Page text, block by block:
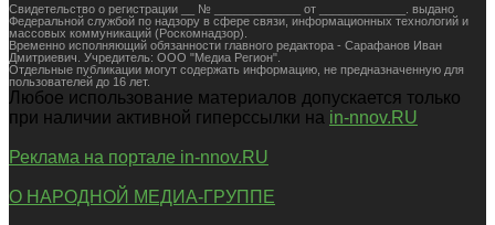
Свидетельство о регистрации __ № _____________ от _____________. выдано
Федеральной службой по надзору в сфере связи, информационных технологий и
массовых коммуникаций (Роскомнадзор).
Временно исполняющий обязанности главного редактора - Сарафанов Иван
Дмитриевич. Учредитель: ООО "Медиа Регион".
Отдельные публикации могут содержать информацию, не предназначенную для
пользователей до 16 лет.
Любое использование материалов допускается только
при наличии активной гиперссылки на in-nnov.RU
Реклама на портале in-nnov.RU
О НАРОДНОЙ МЕДИА-ГРУППЕ